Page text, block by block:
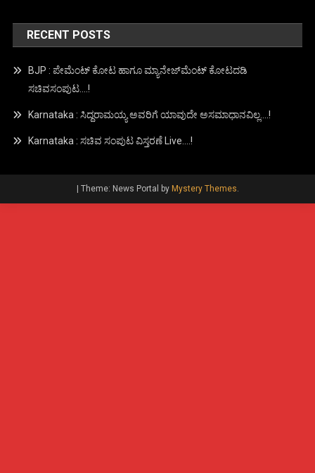
RECENT POSTS
BJP : ಪೇಮೆಂಟ್ ಕೋಟ ಹಾಗೂ ಮ್ಯಾನೇಜ್‍ಮೆಂಟ್ ಕೋಟದಡಿ
ಸಚಿವಸಂಪುಟ….!
Karnataka : ಸಿದ್ದರಾಮಯ್ಯ ಅವರಿಗೆ ಯಾವುದೇ ಅಸಮಾಧಾನವಿಲ್ಲ….!
Karnataka : ಸಚಿವ ಸಂಪುಟ ವಿಸ್ತರಣೆ Live….!
Theme: News Portal by Mystery Themes.